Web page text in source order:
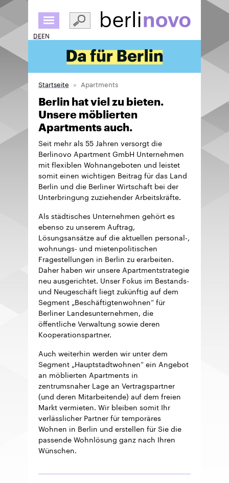
zum
Inhalt
DEEN
Startseite Apartments
Berlin hat viel zu bieten.
Unsere möblierten
Apartments auch.
Seit mehr als 55 Jahren versorgt die
Berlinovo Apartment GmbH Unternehmen
mit flexiblen Wohnangeboten und leistet
somit einen wichtigen Beitrag für das Land
Berlin und die Berliner Wirtschaft bei der
Unterbringung zuziehender Arbeitskräfte.
Als städtisches Unternehmen gehört es
ebenso zu unserem Auftrag,
Lösungsansätze auf die aktuellen personal-,
wohnungs- und mietenpolitischen
Fragestellungen in Berlin zu erarbeiten.
Daher haben wir unsere Apartmentstrategie
neu ausgerichtet. Unser Fokus im Bestands-
und Neugeschäft liegt zukünftig auf dem
Segment „Beschäftigtenwohnen“ für
Berliner Landesunternehmen, die
öffentliche Verwaltung sowie deren
Kooperationspartner.
Auch weiterhin werden wir unter dem
Segment „Hauptstadtwohnen“ ein Angebot
an möblierten Apartments in
zentrumsnaher Lage an Vertragspartner
(und deren Mitarbeitende) auf dem freien
Markt vermieten. Wir bleiben somit Ihr
verlässlicher Partner für temporäres
Wohnen in Berlin und erstellen für Sie die
passende Wohnlösung ganz nach Ihren
Wünschen.